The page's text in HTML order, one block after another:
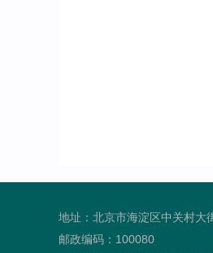
地址：北京市海淀区中关村大
邮政编码：100080